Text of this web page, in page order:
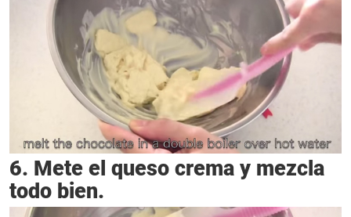
6. Mete el queso crema y mezcla
todo bien.